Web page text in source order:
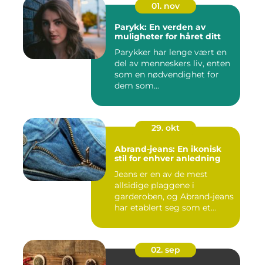
01. nov
Parykk: En verden av
muligheter for håret ditt
Parykker har lenge vært en
del av menneskers liv, enten
som en nødvendighet for
dem som...
29. okt
Abrand-jeans: En ikonisk
stil for enhver anledning
Jeans er en av de mest
allsidige plaggene i
garderoben, og Abrand-jeans
har etablert seg som et
02. sep